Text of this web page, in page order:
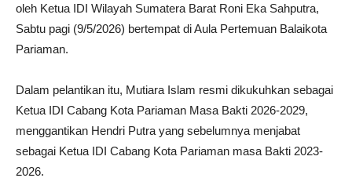
oleh Ketua IDI Wilayah Sumatera Barat Roni Eka Sahputra,
Sabtu pagi (9/5/2026) bertempat di Aula Pertemuan Balaikota
Pariaman.
Dalam pelantikan itu, Mutiara Islam resmi dikukuhkan sebagai
Ketua IDI Cabang Kota Pariaman Masa Bakti 2026-2029,
menggantikan Hendri Putra yang sebelumnya menjabat
sebagai Ketua IDI Cabang Kota Pariaman masa Bakti 2023-
2026.